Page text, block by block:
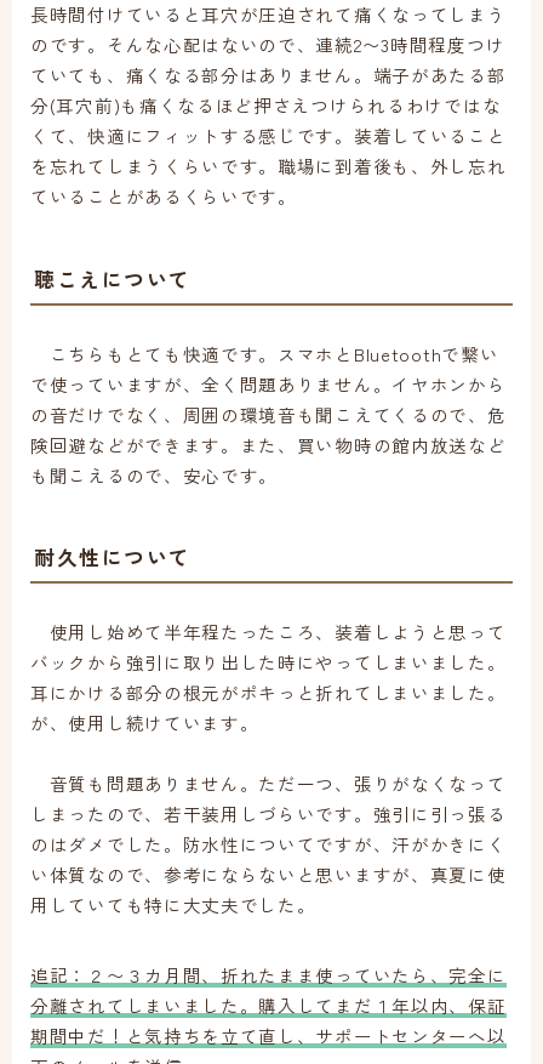
長時間付けていると耳穴が圧迫されて痛くなってしまう
のです。そんな心配はないので、連続2〜3時間程度つけ
ていても、痛くなる部分はありません。端子があたる部
分(耳穴前)も痛くなるほど押さえつけられるわけではな
くて、快適にフィットする感じです。装着していること
を忘れてしまうくらいです。職場に到着後も、外し忘れ
ていることがあるくらいです。
聴こえについて
こちらもとても快適です。スマホとBluetoothで繋い
で使っていますが、全く問題ありません。イヤホンから
の音だけでなく、周囲の環境音も聞こえてくるので、危
険回避などができます。また、買い物時の館内放送など
も聞こえるので、安心です。
耐久性について
使用し始めて半年程たったころ、装着しようと思って
バックから強引に取り出した時にやってしまいました。
耳にかける部分の根元がポキっと折れてしまいました。
が、使用し続けています。
音質も問題ありません。ただ一つ、張りがなくなって
しまったので、若干装用しづらいです。強引に引っ張る
のはダメでした。防水性についてですが、汗がかきにく
い体質なので、参考にならないと思いますが、真夏に使
用していても特に大丈夫でした。
追記：２〜３カ月間、折れたまま使っていたら、完全に
分離されてしまいました。購入してまだ１年以内、保証
期間中だ！と気持ちを立て直し、サポートセンターへ以